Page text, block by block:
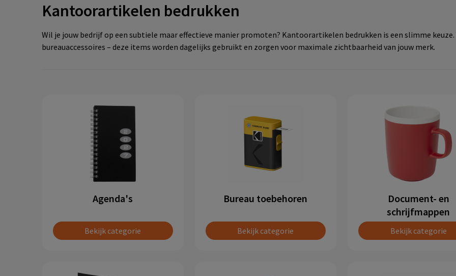
Kantoorartikelen bedrukken
Wil je jouw bedrijf op een subtiele maar effectieve manier promoten? Kantoorartikelen bedrukken is een slimme
bureauaccessoires – deze items worden dagelijks gebruikt en zorgen voor maximale zichtbaarheid van jouw merk.
Agenda's
Bekijk categorie
Bureau toebehoren
Bekijk categorie
Document- en
schrijfmappen
Bekijk categorie